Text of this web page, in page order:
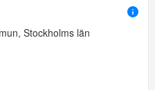
Stockholms län